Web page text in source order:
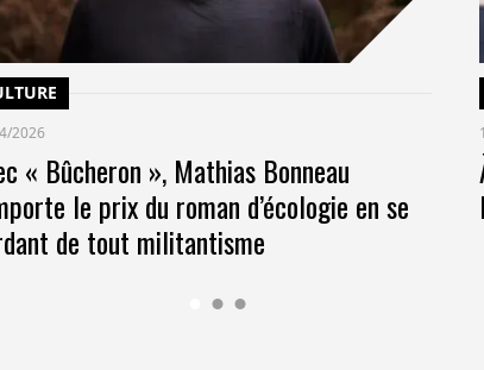
2026
« Bûcheron », Mathias Bonneau
le prix du roman d’écologie en se
de tout militantisme